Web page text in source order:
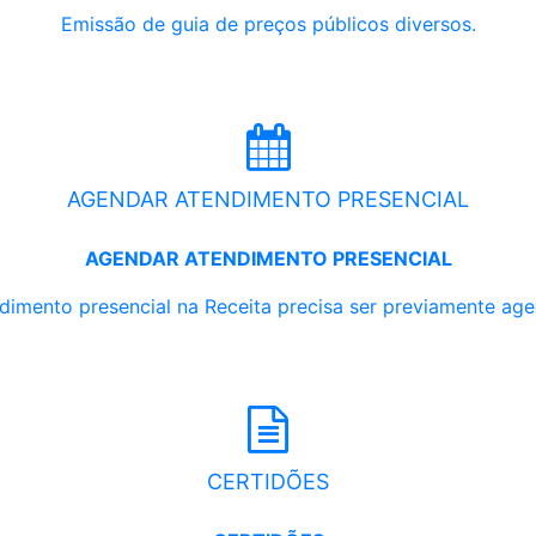
Emissão de guia de preços públicos diversos.
AGENDAR ATENDIMENTO PRESENCIAL
AGENDAR ATENDIMENTO PRESENCIAL
presencial na Receita precisa ser previamente
CERTIDÕES